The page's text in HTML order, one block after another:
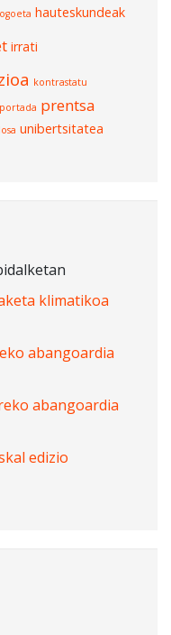
hauteskundeak
irrati
kontrastatu
portada prentsa
unibertsitatea
klimatikoa
abangoardia
abangoardia
edizio